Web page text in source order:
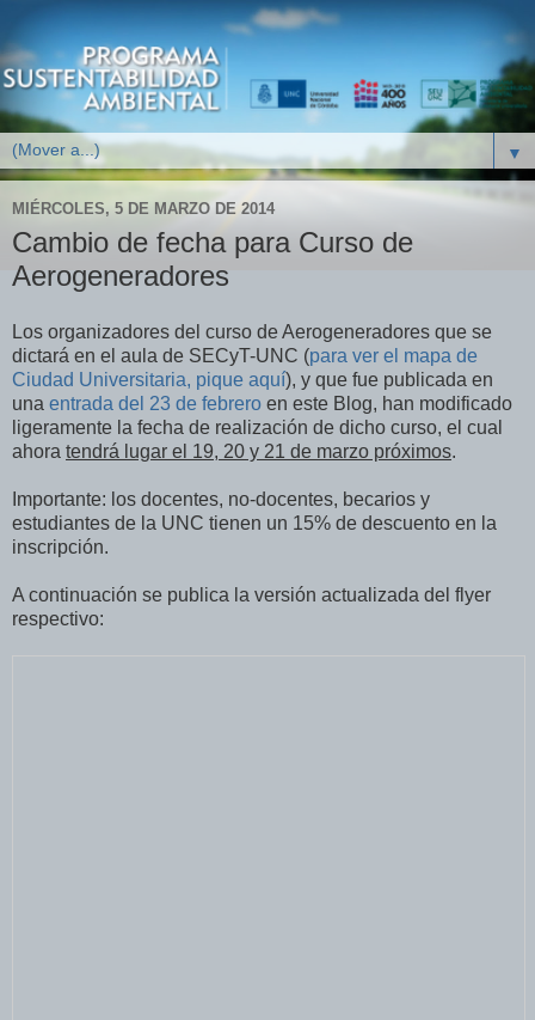
▼
MIÉRCOLES, 5 DE MARZO DE 2014
Cambio de fecha para Curso de
Aerogeneradores
Los organizadores del curso de Aerogeneradores que se
dictará en el aula de SECyT-UNC (para ver el mapa de
Ciudad Universitaria, pique aquí), y que fue publicada en
una entrada del 23 de febrero en este Blog, han modificado
ligeramente la fecha de realización de dicho curso, el cual
ahora tendrá lugar el 19, 20 y 21 de marzo próximos.
Importante: los docentes, no-docentes, becarios y
estudiantes de la UNC tienen un 15% de descuento en la
inscripción.
A continuación se publica la versión actualizada del flyer
respectivo: